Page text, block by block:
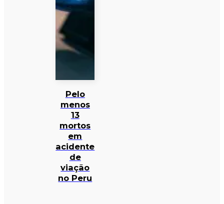
Pelo
menos
13
mortos
em
acidente
de
viação
no Peru